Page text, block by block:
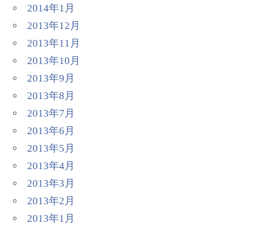
2014年1月
2013年12月
2013年11月
2013年10月
2013年9月
2013年8月
2013年7月
2013年6月
2013年5月
2013年4月
2013年3月
2013年2月
2013年1月